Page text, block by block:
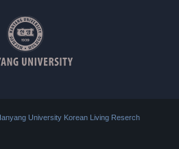
University Korean Living Reserch